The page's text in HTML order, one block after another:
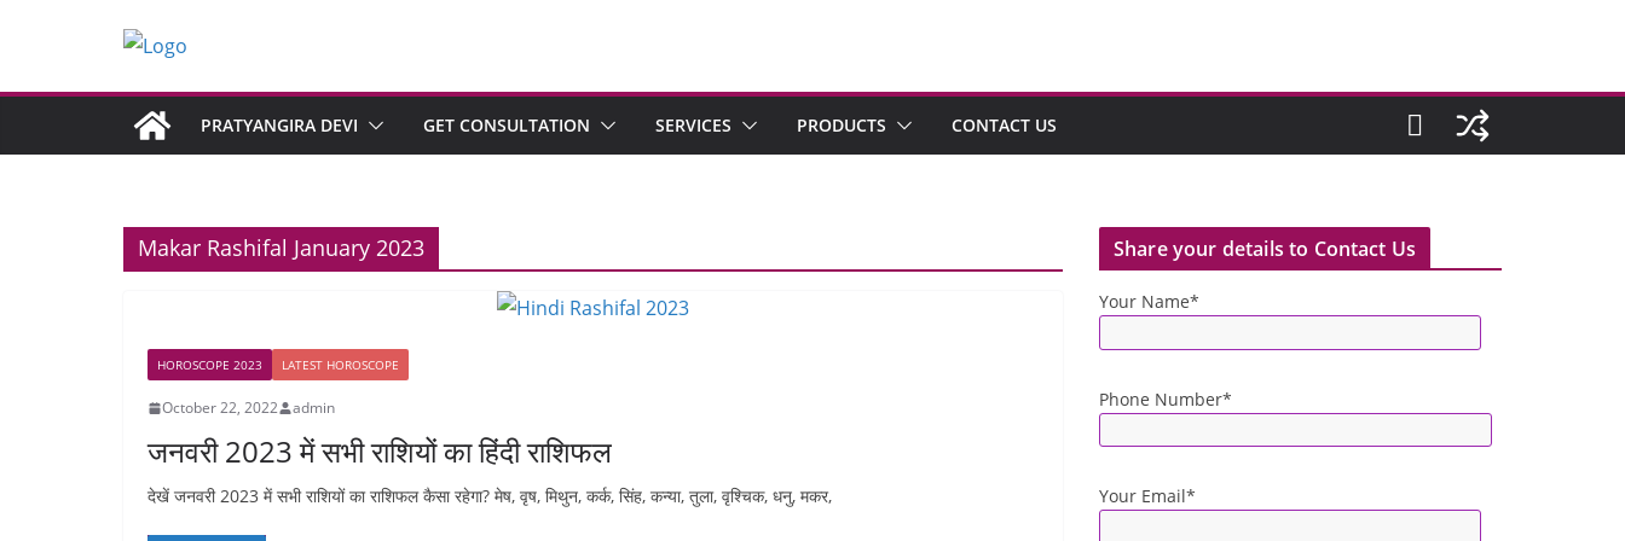
PRATYANGIRA DEVI GET CONSULTATION SERVICES PRODUCTS CONTACT US
Makar Rashifal January 2023
HOROSCOPE 2023 LATEST HOROSCOPE
October 22, 2022 admin
जनवरी 2023 में सभी राशियों का हिंदी राशिफल
देखें जनवरी 2023 में सभी राशियों का राशिफल कैसा रहेगा? मेष, वृष, मिथुन, कर्क, सिंह, कन्या, तुला, वृश्चिक, धनु, मकर,
Share your details to Contact Us
Your Name*
Phone Number*
Your Email*